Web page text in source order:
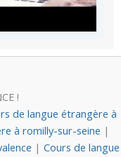
!
de langue étrangère à
à romilly-sur-seine |
| Cours de langue